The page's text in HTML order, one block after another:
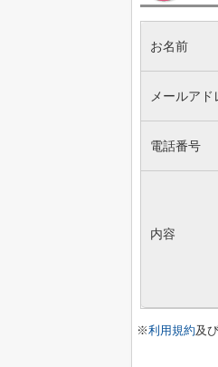
お名前
メールアド
電話番号
内容
※利用規約及び